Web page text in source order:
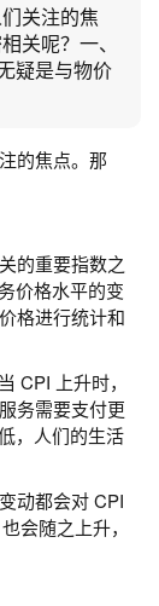
关注的焦
关呢？一、
疑是与物价
的焦点。那
的重要指数之
价格水平的变
格进行统计和
CPI 上升时，
务需要支付更
，人们的生活
动都会对 CPI
会随之上升，